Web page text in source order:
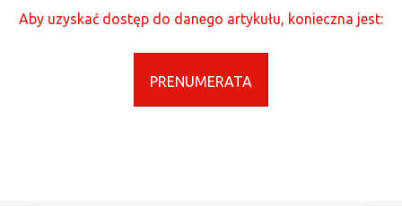
Aby uzyskać dostęp do danego artykułu, konieczna jest:
PRENUMERATA